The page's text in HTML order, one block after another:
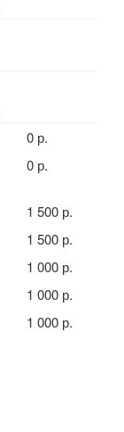
0 р.
0 р.
1 500 р.
1 500 р.
1 000 р.
1 000 р.
1 000 р.